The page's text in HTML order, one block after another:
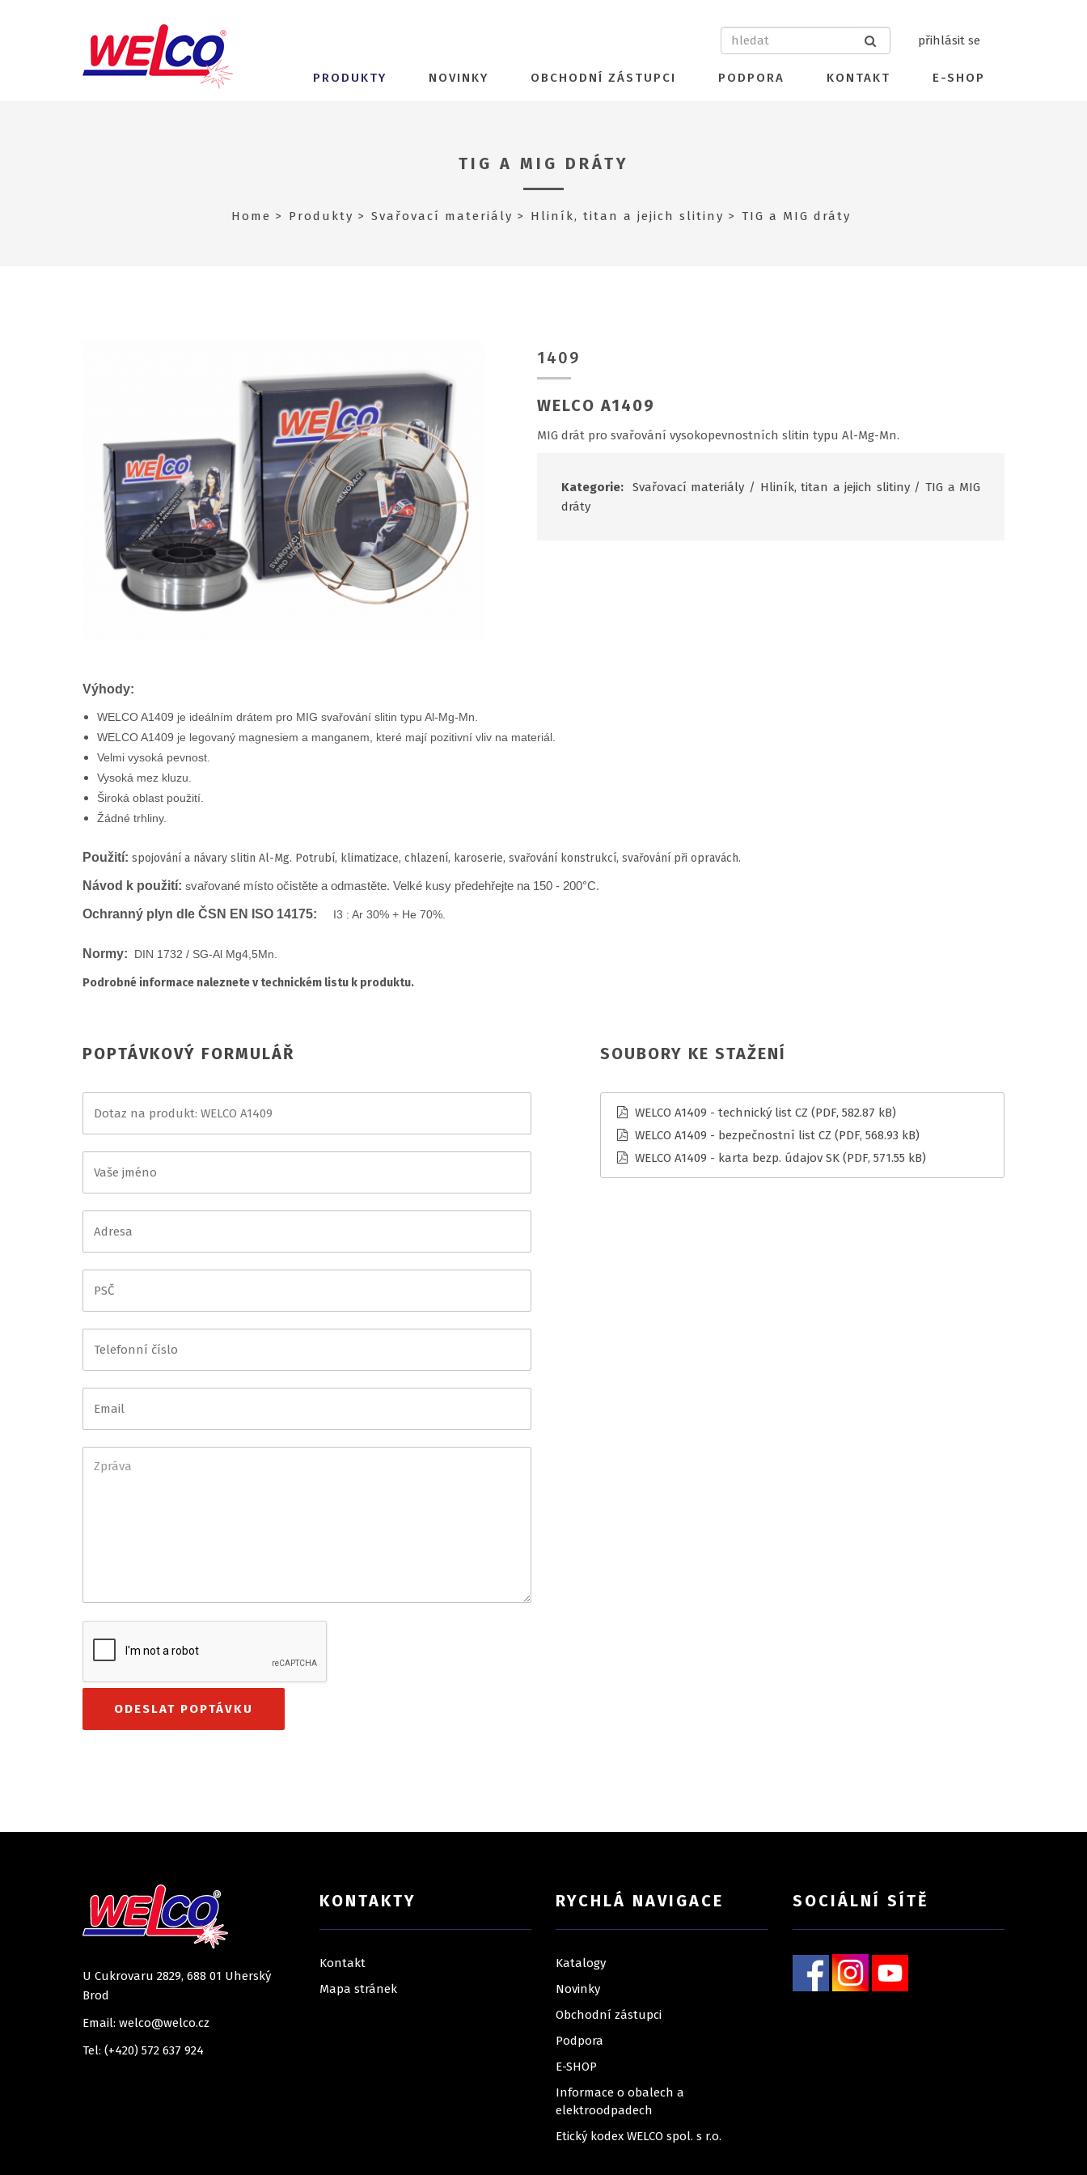
přihlásit se
PRODUKTY NOVINKY OBCHODNÍ ZÁSTUPCI PODPORA KONTAKT E-SHOP
TIG A MIG DRÁTY
Home Produkty Svařovací materiály Hliník, titan a jejich slitiny TIG a MIG dráty
1409
WELCO A1409
MIG drát pro svařování vysokopevnostních slitin typu Al-Mg-Mn.
Kategorie: Svařovací materiály / Hliník, titan a jejich slitiny/ TIG a MIG
dráty
Výhody:
WELCO A1409 je ideálním drátem pro MIG svařování slitin typu Al-Mg-Mn.
WELCO A1409 je legovaný magnesiem a manganem, které mají pozitivní vliv na materiál.
Velmi vysoká pevnost.
Vysoká mez kluzu.
Široká oblast použití.
Žádné trhliny.
Použití: spojování a návary slitin Al-Mg. Potrubí, klimatizace, chlazení, karoserie, svařování konstrukcí, svařování při opravách.
Návod k použití: svařované místo očistěte a odmastěte. Velké kusy předehřejte na 150 - 200°C.
Ochranný plyn dle ČSN EN ISO 14175: I3 : Ar 30% + He 70%.
Normy: DIN 1732 / SG-Al Mg4,5Mn.
Podrobné informace naleznete v technickém listu k produktu.
SOUBORY KE STAŽENÍ
WELCO A1409 - technický list CZ (PDF, 582.87 kB)
WELCO A1409 - bezpečnostní list CZ (PDF, 568.93 kB)
WELCO A1409 - karta bezp. údajov SK (PDF, 571.55 kB)
POPTÁVKOVÝ FORMULÁŘ
U Cukrovaru 2829, 688 01 Uherský
Brod
Email: welco@welco.cz
Tel: (+420) 572 637 924
KONTAKTY
Kontakt
Mapa stránek
RYCHLÁ NAVIGACE
Katalogy
Novinky
Obchodní zástupci
Podpora
E-SHOP
Informace o obalech a
elektroodpadech
Etický kodex WELCO spol. s r.o.
SOCIÁLNÍ SÍTĚ